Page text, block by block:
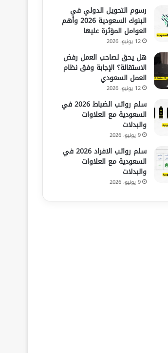
رسوم التحويل الدولي في
البنوك السعودية 2026 وأهم
العوامل المؤثرة عليها
12 يونيو، 2026
هل يحق لصاحب العمل رفض
الاستقالة؟ الإجابة وفق نظام
العمل السعودي
12 يونيو، 2026
سلم رواتب الضباط 2026 في
السعودية مع العلاوات
والبدلات
9 يونيو، 2026
سلم رواتب الافراد 2026 في
السعودية مع العلاوات
والبدلات
9 يونيو، 2026